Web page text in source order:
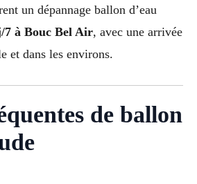
un dépannage ballon d’eau
7 à Bouc Bel Air, avec une arrivée
et dans les environs.
de ballon